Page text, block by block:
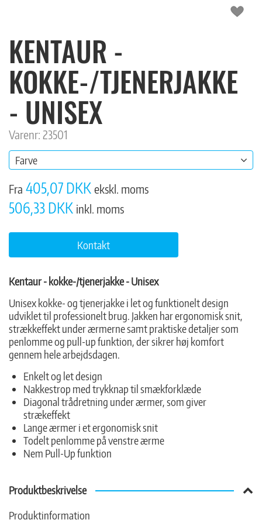
KENTAUR -
KOKKE-/TJENERJAKKE
- UNISEX
Varenr: 23501
Farve
Fra 405,07 DKK ekskl. moms
506,33 DKK inkl. moms
Kontakt
Kentaur - kokke-/tjenerjakke - Unisex
Unisex kokke- og tjenerjakke i let og funktionelt design
udviklet til professionelt brug. Jakken har ergonomisk snit,
strækkeffekt under ærmerne samt praktiske detaljer som
penlomme og pull-up funktion, der sikrer høj komfort
gennem hele arbejdsdagen.
Enkelt og let design
Nakkestrop med trykknap til smækforklæde
Diagonal trådretning under ærmer, som giver
strækeffekt
Lange ærmer i et ergonomisk snit
Todelt penlomme på venstre ærme
Nem Pull-Up funktion
Produktbeskrivelse
Produktinformation